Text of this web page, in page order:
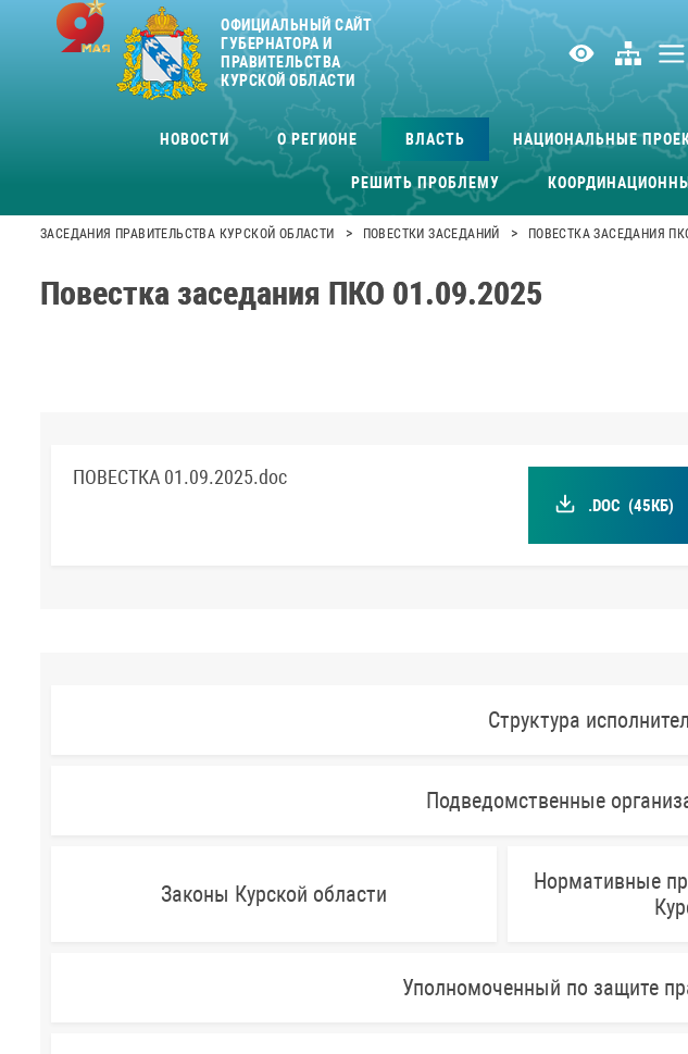
ОФИЦИАЛЬНЫЙ САЙТ
ГУБЕРНАТОРА И
ПРАВИТЕЛЬСТВА
КУРСКОЙ ОБЛАСТИ
НОВОСТИ О РЕГИОНЕ ВЛАСТЬ НАЦИОНАЛЬНЫЕ
РЕШИТЬ ПРОБЛЕМУ
ЗАСЕДАНИЯ ПРАВИТЕЛЬСТВА КУРСКОЙ ОБЛАСТИ > ПОВЕСТКИ ЗАСЕДАНИЙ > ПОВЕСТКА ЗАСЕДАНИЯ
Повестка заседания ПКО 01.09.2025
ПОВЕСТКА 01.09.2025.doc
.DOC (45КБ)
Структура
Подведомственные
Законы Курской области
Нормативные
Уполномоченный по защите